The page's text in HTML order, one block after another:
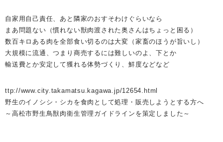
自家用自己責任、あと隣家のおすそわけぐらいなら
まあ問題ない（慣れない獣肉渡された奥さんはちょっと困る）
数百キロある肉を全部食い切るのは大変（家畜のほうが旨いし）
大規模に流通、つまり商売するには難しいのよ、下とか
輸送費とか安定して獲れる体勢づくり、鮮度などなど
ttp://www.city.takamatsu.kagawa.jp/12654.html
野生のイノシシ・シカを食肉として処理・販売しようとする方へ
～高松市野生鳥獣肉衛生管理ガイドラインを策定しました～